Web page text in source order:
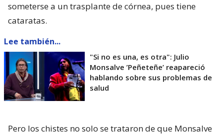
someterse a un trasplante de córnea, pues tiene
cataratas.
Lee también...
"Si no es una, es otra": Julio
Monsalve ’Peñeteñe’ reapareció
hablando sobre sus problemas de
salud
Pero los chistes no solo se trataron de que Monsalve